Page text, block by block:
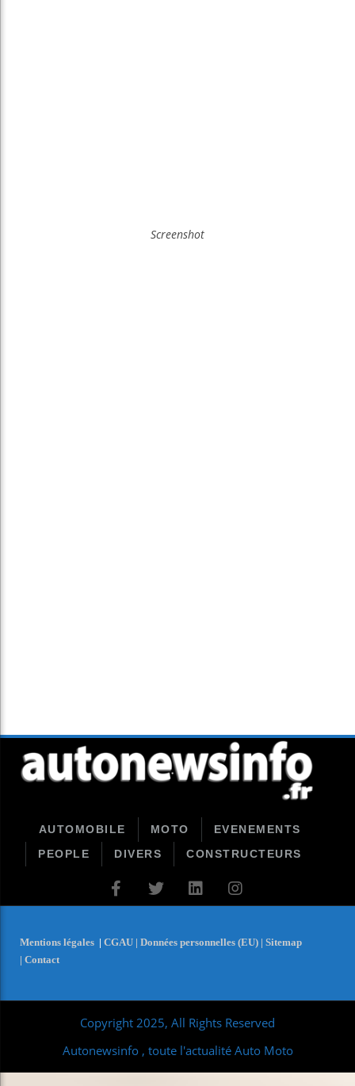
Screenshot
AUTOMOBILE MOTO
EVENEMENTS
PEOPLE
DIVERS CONSTRUCTEURS
Mentions légales | CGAU | Données personnelles (EU) | Sitemap
| Contact
Copyright 2025, All Rights Reserved
Autonewsinfo , toute l'actualité Auto Moto